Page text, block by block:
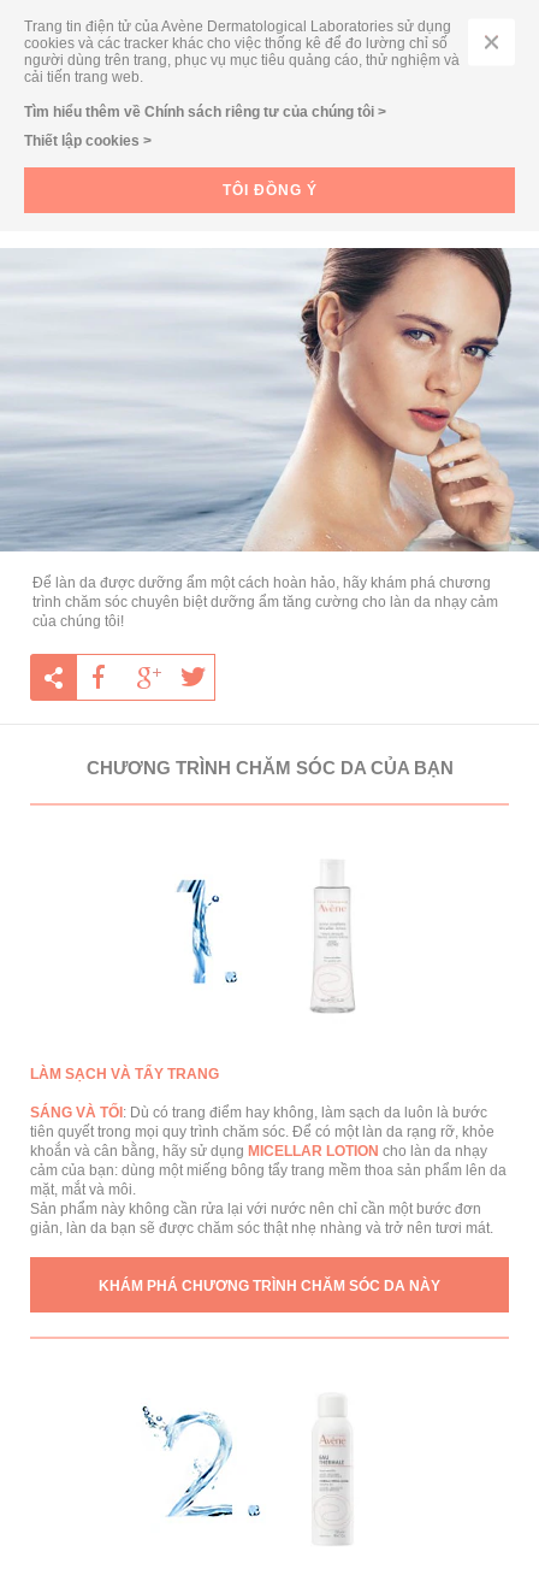
Trang tin điện tử của Avène Dermatological Laboratories sử dụng
cookies và các tracker khác cho việc thống kê để đo lường chỉ số
người dùng trên trang, phục vụ mục tiêu quảng cáo, thử nghiệm và
cải tiến trang web.
Tìm hiểu thêm về Chính sách riêng tư của chúng tôi >
Thiết lập cookies >
TÔI ĐỒNG Ý
CARE PROGRAMS
LOẠI DA
QUY TRÌNH DƯỠNG ẨM DA
ĐẶC BIỆT
Để làn da được dưỡng ẩm một cách hoàn hảo, hãy khám phá chương
trình chăm sóc chuyên biệt dưỡng ẩm tăng cường cho làn da nhạy cảm
của chúng tôi!
CHƯƠNG TRÌNH CHĂM SÓC DA CỦA BẠN
LÀM SẠCH VÀ TẨY TRANG
SÁNG VÀ TỐI: Dù có trang điểm hay không, làm sạch da luôn là bước
tiên quyết trong mọi quy trình chăm sóc. Để có một làn da rạng rỡ, khỏe
khoắn và cân bằng, hãy sử dụng MICELLAR LOTION cho làn da nhạy
cảm của bạn: dùng một miếng bông tẩy trang mềm thoa sản phẩm lên da
mặt, mắt và môi.
Sản phẩm này không cần rửa lại với nước nên chỉ cần một bước đơn
giản, làn da bạn sẽ được chăm sóc thật nhẹ nhàng và trở nên tươi mát.
KHÁM PHÁ CHƯƠNG TRÌNH CHĂM SÓC DA NÀY